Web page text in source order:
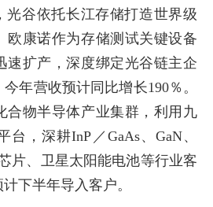
光谷依托长江存储打造世界级
欧康诺作为存储测试关键设备
速扩产，深度绑定光谷链主企
年营收预计同比增长190％。
合物半导体产业集群，利用九
，深耕InP／GaAs、GaN、
片、卫星太阳能电池等行业客
下半年导入客户。